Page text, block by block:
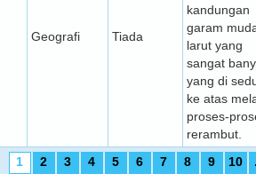
Geografi Tiada
kandungan
garam
larut yang
sangat
yang di
ke atas
proses-
rerambut.
1
2 3 4 5 6 7 8 9 10